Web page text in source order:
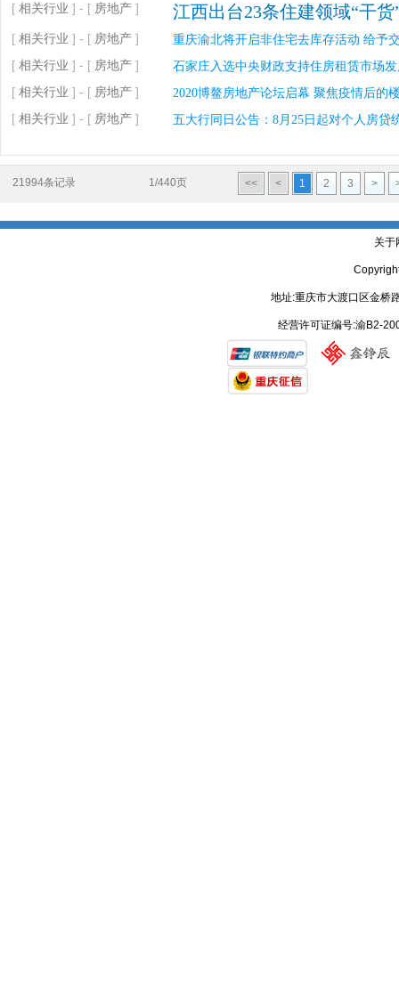
[ 相关行业 ] - [ 房地产 ] 江西出台23条住建领域“干
[ 相关行业 ] - [ 房地产 ] 重庆渝北将开启非住宅去库存活动 给予
[ 相关行业 ] - [ 房地产 ] 石家庄入选中央财政支持住房租赁市场
[ 相关行业 ] - [ 房地产 ] 2020博鳌房地产论坛启幕 聚焦疫情后的
[ 相关行业 ] - [ 房地产 ] 五大行同日公告：8月25日起对个人房贷
21994条记录 1/440页 << < 1 2 3 >
关于
地址:重庆市大渡口区金
经营许可证编号:渝B2-